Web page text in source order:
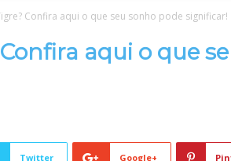
Confira aqui o que seu sonho pode significar!
aqui o que
Twitter Google+